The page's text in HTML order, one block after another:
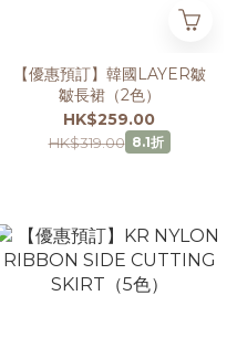
【優惠預訂】韓國LAYER皺
皺長裙（2色）
HK$259.00
HK$319.00 8.1折